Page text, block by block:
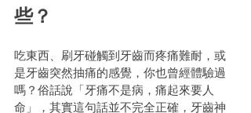
些？
吃東西、刷牙碰觸到牙齒而疼痛難耐，或
是牙齒突然抽痛的感覺，你也曾經體驗過
嗎？俗話說「牙痛不是病，痛起來要人
命」，其實這句話並不完全正確，牙齒神